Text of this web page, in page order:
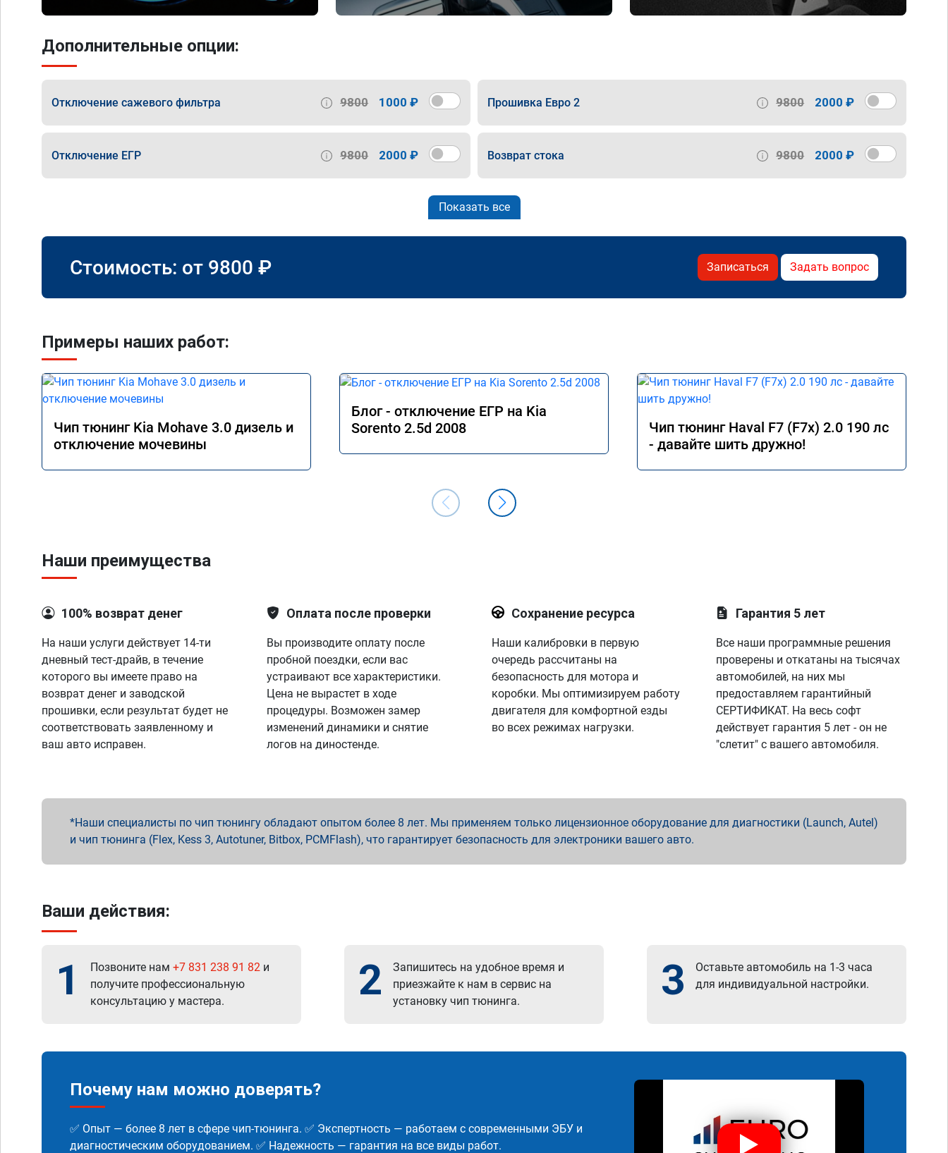
Дополнительные опции:
Отключение сажевого фильтра 9800 1000 ₽ Прошивка Евро 2 9800 2000 ₽
Отключение ЕГР 9800 2000 ₽ Возврат стока 9800 2000 ₽
Показать все
Стоимость: от 9800 ₽ Записаться Задать вопрос
Примеры наших работ:
Чип тюнинг Kia Mohave 3.0 дизель и
отключение мочевины
Блог - отключение ЕГР на Kia
Sorento 2.5d 2008
Чип тюнинг Haval F7 (F7x) 2.0 190 лс
- давайте шить дружно!
Наши преимущества
100% возврат денег
На наши услуги действует 14-ти
дневный тест-драйв, в течение
которого вы имеете право на
возврат денег и заводской
прошивки, если результат будет не
соответствовать заявленному и
ваш авто исправен.
Оплата после проверки
Вы производите оплату после
пробной поездки, если вас
устраивают все характеристики.
Цена не вырастет в ходе
процедуры. Возможен замер
изменений динамики и снятие
логов на диностенде.
Сохранение ресурса
Наши калибровки в первую
очередь рассчитаны на
безопасность для мотора и
коробки. Мы оптимизируем работу
двигателя для комфортной езды
во всех режимах нагрузки.
Гарантия 5 лет
Все наши программные решения
проверены и откатаны на тысячах
автомобилей, на них мы
предоставляем гарантийный
СЕРТИФИКАТ. На весь софт
действует гарантия 5 лет - он не
"слетит" с вашего автомобиля.
Наши специалисты по чип тюнингу обладают опытом более 8 лет. Мы применяем только лицензионное оборудование для диагностики (Launch, Autel)
и чип тюнинга (Flex, Kess 3, Autotuner, Bitbox, PCMFlash), что гарантирует безопасность для электроники вашего авто.
Ваши действия:
1 Позвоните нам +7 831 238 91 82 и
получите профессиональную
консультацию у мастера.
2
Запишитесь на удобное время и
приезжайте к нам в сервис на
установку чип тюнинга.
3
Оставьте автомобиль на 1-3 часа
для индивидуальной настройки.
Почему нам можно доверять?
✅ Опыт — более 8 лет в сфере чип-тюнинга. ✅ Экспертность — работаем с современными ЭБУ и
диагностическим оборудованием. ✅ Надежность — гарантия на все виды работ.